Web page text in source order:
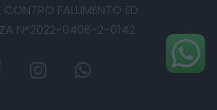
FALLIMENTO ED
N°2022-0406-2-0142